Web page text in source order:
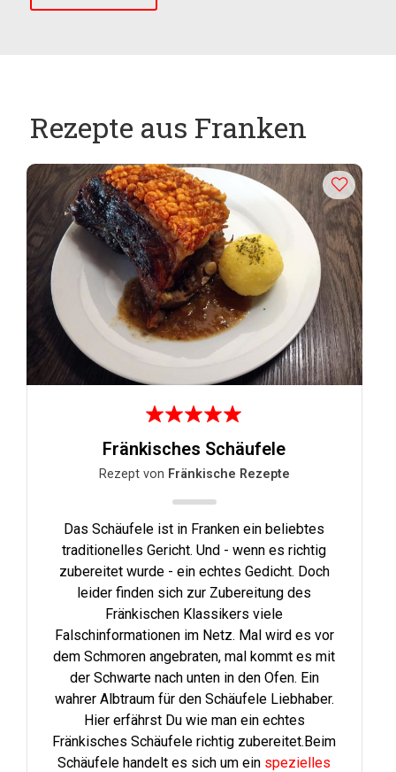
Rezepte aus Franken
Fränkisches Schäufele
Rezept von Fränkische Rezepte
Das Schäufele ist in Franken ein beliebtes
traditionelles Gericht. Und - wenn es richtig
zubereitet wurde - ein echtes Gedicht. Doch
leider finden sich zur Zubereitung des
Fränkischen Klassikers viele
Falschinformationen im Netz. Mal wird es vor
dem Schmoren angebraten, mal kommt es mit
der Schwarte nach unten in den Ofen. Ein
wahrer Albtraum für den Schäufele Liebhaber.
Hier erfährst Du wie man ein echtes
Fränkisches Schäufele richtig zubereitet.Beim
Schäufele handelt es sich um ein spezielles